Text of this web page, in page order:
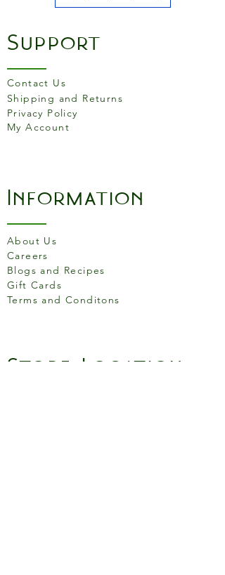
Support
Contact Us
Shipping and Returns
Privacy Policy
My Account
Information
About Us
Careers
Blogs and Recipes
Gift Cards
Terms and Conditons
Store Location